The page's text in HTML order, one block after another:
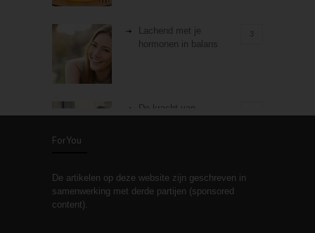
Lachend met je
hormonen in balans
3
De kracht van
Stiefouderschap en
relaties
ForYou
De artikelen op deze website zijn geschreven in
samenwerking met derde partijen (sponsored
content).